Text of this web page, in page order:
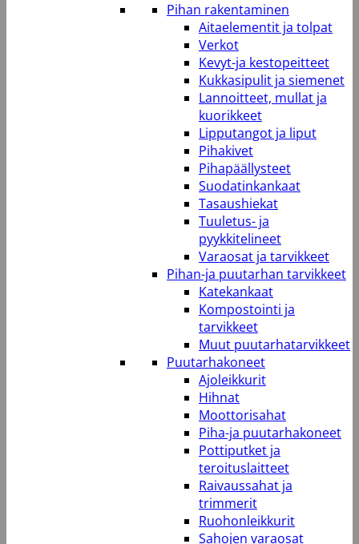
Pihan rakentaminen
Aitaelementit ja tolpat
Verkot
Kevyt-ja kestopeitteet
Kukkasipulit ja siemenet
Lannoitteet, mullat ja
kuorikkeet
Lipputangot ja liput
Pihakivet
Pihapäällysteet
Suodatinkankaat
Tasaushiekat
Tuuletus- ja
pyykkitelineet
Varaosat ja tarvikkeet
Pihan-ja puutarhan tarvikkeet
Katekankaat
Kompostointi ja
tarvikkeet
Muut puutarhatarvikkeet
Puutarhakoneet
Ajoleikkurit
Hihnat
Moottorisahat
Piha-ja puutarhakoneet
Pottiputket ja
teroituslaitteet
Raivaussahat ja
trimmerit
Ruohonleikkurit
Sahojen varaosat